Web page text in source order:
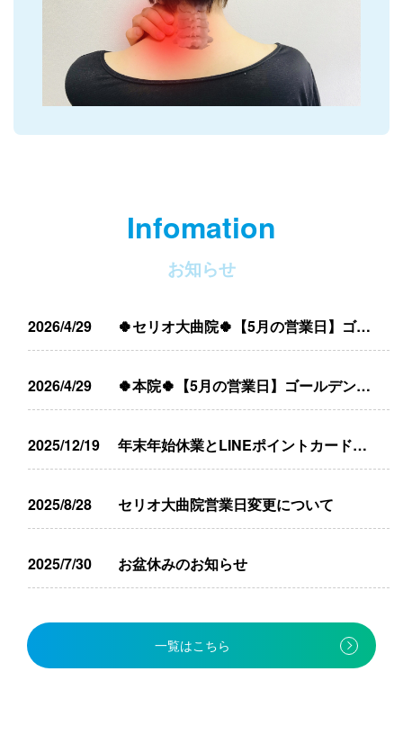
Infomation
お知らせ
2026/4/29 🍀セリオ大曲院🍀【5月の営業日】ゴールデンウィーク営業中💡
2026/4/29 🍀本院🍀【5月の営業日】ゴールデンウィーク営業中💡
2025/12/19 年末年始休業とLINEポイントカード内容変更のお知らせ
2025/8/28 セリオ大曲院営業日変更について
2025/7/30 お盆休みのお知らせ
一覧はこちら